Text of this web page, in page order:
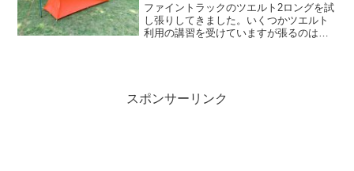
ファイントラックのツエルト2ロングを試
し張りしてきました。いくつかツエルト
利用の講習を受けていますが張るのは初
スポンサーリンク